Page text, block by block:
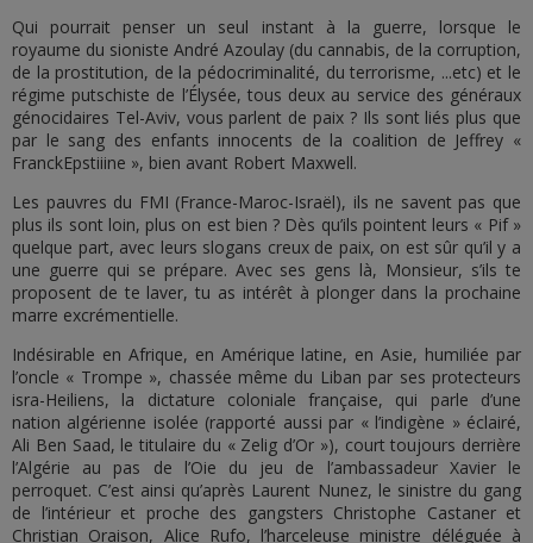
Qui pourrait penser un seul instant à la guerre, lorsque le
royaume du sioniste André Azoulay (du cannabis, de la corruption,
de la prostitution, de la pédocriminalité, du terrorisme, ...etc) et le
régime putschiste de l’Élysée, tous deux au service des généraux
génocidaires Tel-Aviv, vous parlent de paix ? Ils sont liés plus que
par le sang des enfants innocents de la coalition de Jeffrey «
FranckEpstiiine », bien avant Robert Maxwell.
Les pauvres du FMI (France-Maroc-Israël), ils ne savent pas que
plus ils sont loin, plus on est bien ? Dès qu’ils pointent leurs « Pif »
quelque part, avec leurs slogans creux de paix, on est sûr qu’il y a
une guerre qui se prépare. Avec ses gens là, Monsieur, s’ils te
proposent de te laver, tu as intérêt à plonger dans la prochaine
marre excrémentielle.
Indésirable en Afrique, en Amérique latine, en Asie, humiliée par
l’oncle « Trompe », chassée même du Liban par ses protecteurs
isra-Heiliens, la dictature coloniale française, qui parle d’une
nation algérienne isolée (rapporté aussi par « l’indigène » éclairé,
Ali Ben Saad, le titulaire du « Zelig d’Or »), court toujours derrière
l’Algérie au pas de l’Oie du jeu de l’ambassadeur Xavier le
perroquet. C’est ainsi qu’après Laurent Nunez, le sinistre du gang
de l’intérieur et proche des gangsters Christophe Castaner et
Christian Oraison, Alice Rufo, l’harceleuse ministre déléguée à